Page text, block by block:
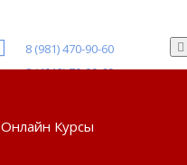
8 (981) 470-90-60
8 (4012) 70-90-60
Онлайн Курсы